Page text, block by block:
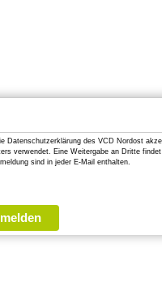
Datenschutzerklärung des VCD Nordost
verwendet. Eine Weitergabe an Dritte
sind in jeder E-Mail enthalten.